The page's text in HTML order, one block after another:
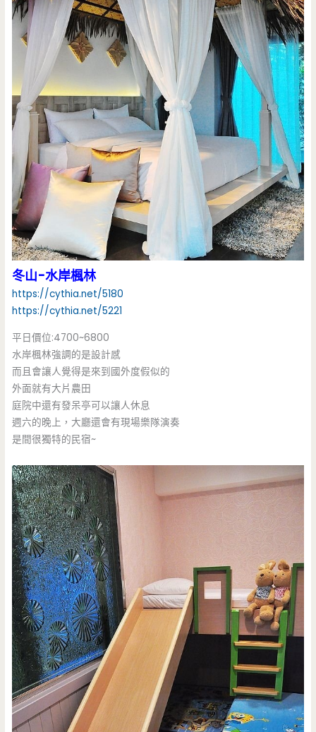
冬山-水岸楓林
https://cythia.net/5180
https://cythia.net/5221
平日價位:4700~6800
水岸楓林強調的是設計感
而且會讓人覺得是來到國外度假似的
外面就有大片農田
庭院中還有發呆亭可以讓人休息
週六的晚上，大廳還會有現場樂隊演奏
是間很獨特的民宿~